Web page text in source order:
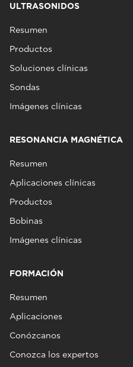
ULTRASONIDOS
Resumen
Productos
Soluciones clínicas
Sondas
Imágenes clínicas
RESONANCIA MAGNÉTICA
Resumen
Aplicaciones clínicas
Productos
Bobinas
Imágenes clínicas
FORMACIÓN
Resumen
Aplicaciones
Conózcanos
Conozca los expertos